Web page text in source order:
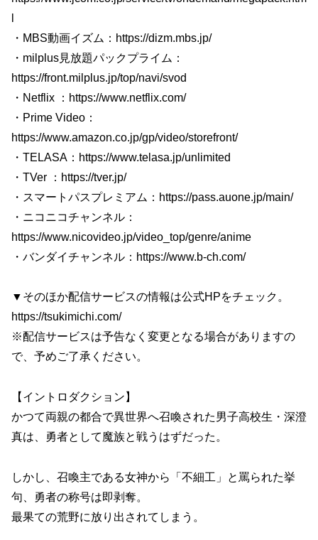
・MBS動画イズム：https://dizm.mbs.jp/
・milplus見放題パックプライム：
https://front.milplus.jp/top/navi/svod
・Netflix ：https://www.netflix.com/
・Prime Video：
https://www.amazon.co.jp/gp/video/storefront/
・TELASA：https://www.telasa.jp/unlimited
・TVer ：https://tver.jp/
・スマートパスプレミアム：https://pass.auone.jp/main/
・ニコニコチャンネル：
https://www.nicovideo.jp/video_top/genre/anime
・バンダイチャンネル：https://www.b-ch.com/
▼そのほか配信サービスの情報は公式HPをチェック。
https://tsukimichi.com/
※配信サービスは予告なく変更となる場合がありますの
で、予めご了承ください。
【イントロダクション】
かつて両親の都合で異世界へ召喚された男子高校生・深澄
真は、勇者として魔族と戦うはずだった。
しかし、召喚主である女神から「不細工」と罵られた挙
句、勇者の称号は即剥奪。
最果ての荒野に放り出されてしまう。